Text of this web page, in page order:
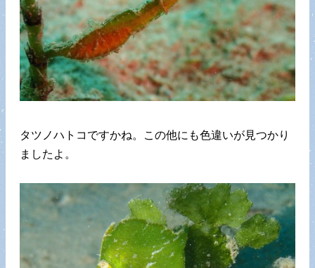
タツノハトコですかね。この他にも色違いが見つかり
ましたよ。